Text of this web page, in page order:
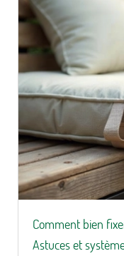
Comment bien
Astuces et